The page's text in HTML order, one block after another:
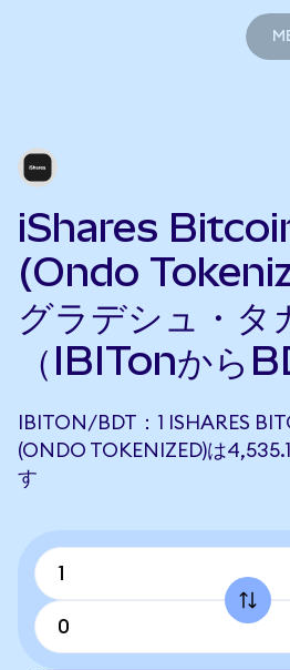
iShares
(Ondo
グラデシュ・タ
（IBITonから
IBITON/BDT：1 ISHARES
(ONDO TOKENIZED)は
す